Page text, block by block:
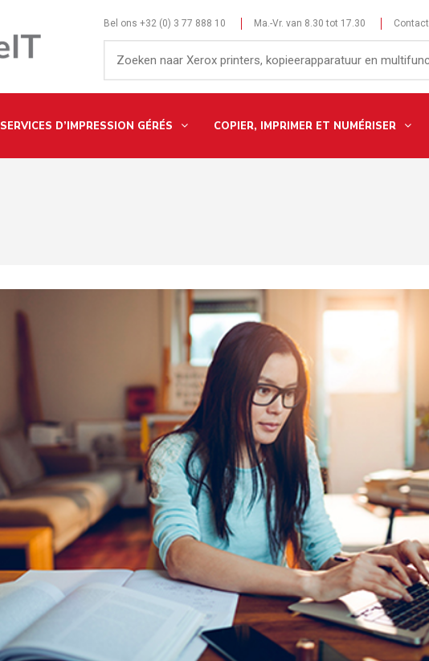
Bel ons +32 (0) 3 77 888 10 Ma.-Vr. van 8.30 tot 17.30 Contact
SERVICES D’IMPRESSION GÉRÉS COPIER, IMPRIMER ET NUMÉRISER